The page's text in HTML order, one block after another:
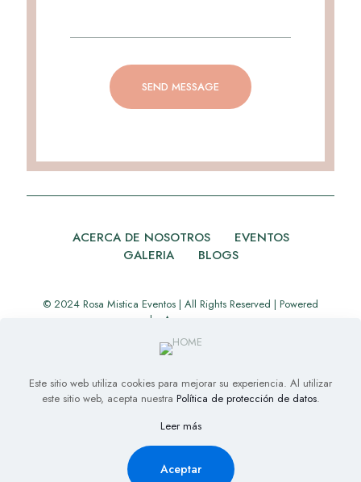
ACERCA DE NOSOTROS
EVENTOS
GALERIA
BLOGS
© 2024 Rosa Mistica Eventos | All Rights Reserved | Powered
by
Appverse
Este sitio web utiliza cookies para mejorar su experiencia. Al utilizar
este sitio web, acepta nuestra Política de protección de datos.
Leer más
Aceptar